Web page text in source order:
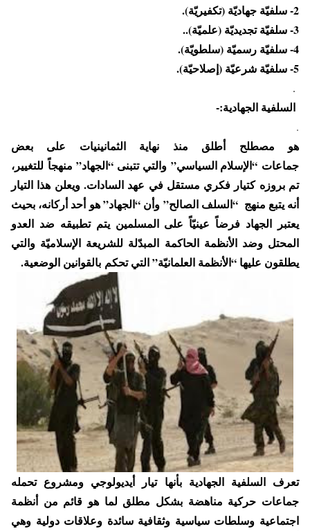
2- سلفيّة جهاديّة (تكفيريّة).
3- سلفيّة تجديديّة (علميّة)..
4- سلفيّة رسميّة (سلطويّة).
5- سلفيّة شرعيّة (إصلاحيّة).
.
السلفية الجهادية:-
.
هو مصطلح أطلق منذ نهاية الثمانينيات على بعض
جماعات “الإسلام السياسي” والتي تتبنى “الجهاد” منهجاً للتغيير،
تم بروزه كتيار فكري مستقل في عهد السادات. ويعلن هذا التيار
أنه يتبع منهج “السلف الصالح” وأن “الجهاد” هو أحد أركانه، بحيث
يعتبر الجهاد فرضاً عينيّاً على المسلمين يتم تطبيقه ضد العدو
المحتل وضد الأنظمة الحاكمة المبدّلة للشريعة الإسلاميّة والتي
يطلقون عليها “الأنظمة العلمانيّة” التي تحكم بالقوانين الوضعية.
تعرف السلفية الجهادية بأنها تيار أيديولوجي ومشروع تحمله
جماعات حركية مناهضة بشكل مطلق لما هو قائم من أنظمة
اجتماعية وسلطات سياسية وثقافية سائدة وعلاقات دولية وهي